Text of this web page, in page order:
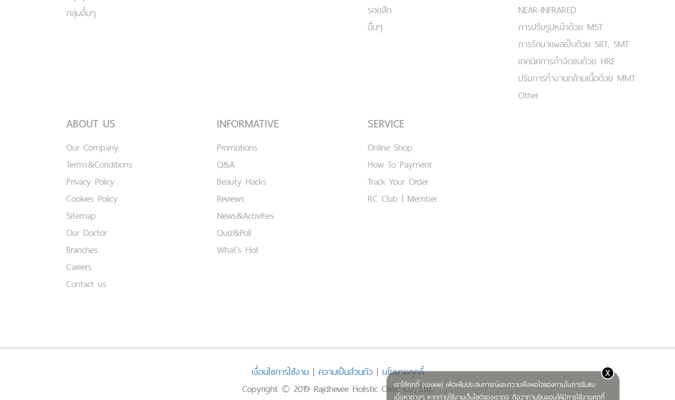
เราใช้คุกกี้ (cookie) เพื่อเพิ่มประสบการณ์และความพึงพอใจของท่านในการรับชม
เนื้อหาต่างๆ หากท่านใช้งานเว็บไซต์ของเราต่อ ถือว่าท่านยินยอมให้มีการใช้งานคุกกี้
x
กลุ่มอื่นๆ
รอยสัก
อื่นๆ
NEAR-INFRARED
การปรับรูปหน้าด้วย MST
การรักษาแผลเป็นด้วย SRT, SMT
เทคนิคการกำจัดขนด้วย HRE
ปรับการทำงานกล้ามเนื้อด้วย MMT
Other
ABOUT US
Our Company
Terms&Conditions
Privacy Policy
Cookies Policy
Sitemap
Our Doctor
Branches
Careers
Contact us
INFORMATIVE
Promotions
Q&A
Beauty Hacks
Reviews
News&Activities
Quiz&Poll
What's Hot
SERVICE
Online Shop
How To Payment
Track Your Order
RC Club | Member
เงื่อนไขการใช้งาน| ความเป็นส่วนตัว| นโยบายคุกกี้
Copyright © 2019 Rajdhevee Holistic Clinic Co., Ltd.